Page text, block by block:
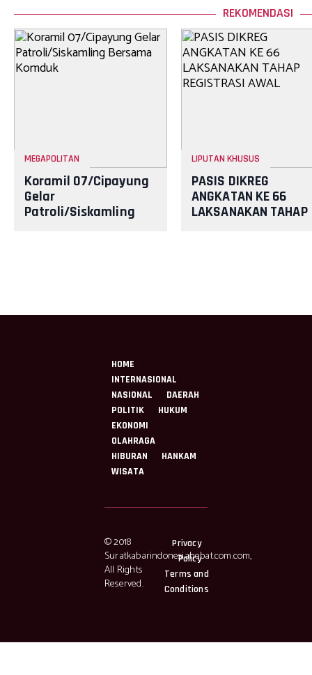
REKOMENDASI
MEGAPOLITAN
Koramil 07/Cipayung
Gelar
Patroli/Siskamling
LIPUTAN KHUSUS
PASIS DIKREG
ANGKATAN KE 66
LAKSANAKAN TAHAP
HOME
INTERNASIONAL
NASIONAL
DAERAH
POLITIK
HUKUM
EKONOMI
OLAHRAGA
HIBURAN
HANKAM
WISATA
© 2018
Suratkabarindonesiahebat.com.com,
All Rights
Reserved.
Privacy
Policy
Terms and
Conditions